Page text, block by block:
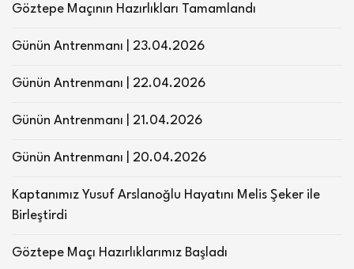
Göztepe Maçının Hazırlıkları Tamamlandı
Günün Antrenmanı | 23.04.2026
Günün Antrenmanı | 22.04.2026
Günün Antrenmanı | 21.04.2026
Günün Antrenmanı | 20.04.2026
Kaptanımız Yusuf Arslanoğlu Hayatını Melis Şeker ile
Birleştirdi
Göztepe Maçı Hazırlıklarımız Başladı